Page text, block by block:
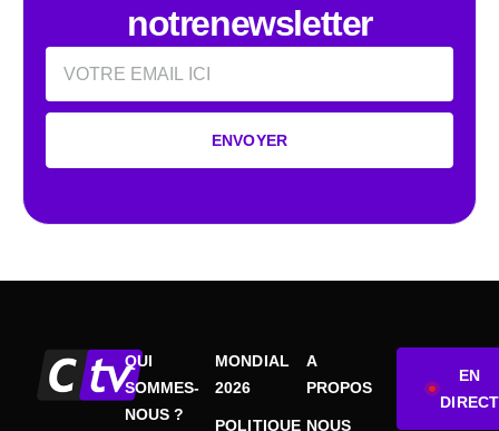
notrenewsletter
Email
ENVOYER
QUI
SOMMES-
NOUS ?
MONDIAL
2026
POLITIQUE
A
PROPOS
NOUS
EN
DIRECT